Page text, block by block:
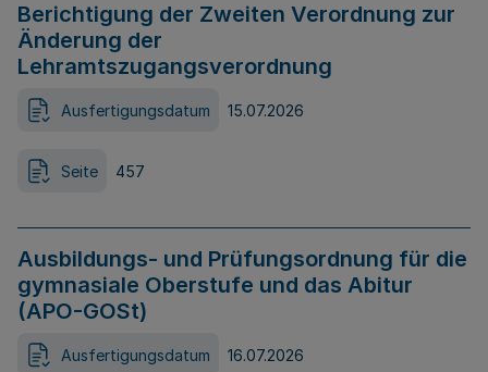
Berichtigung der Zweiten Verordnung zur
Änderung der
Lehramtszugangsverordnung
Ausfertigungsdatum 15.07.2026
Seite 457
Ausbildungs- und Prüfungsordnung für die
gymnasiale Oberstufe und das Abitur
(APO-GOSt)
Ausfertigungsdatum 16.07.2026